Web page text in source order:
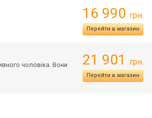
16 990 грн.
Перейти в магазин
чоловіка. Вони
21 901 грн.
Перейти в магазин